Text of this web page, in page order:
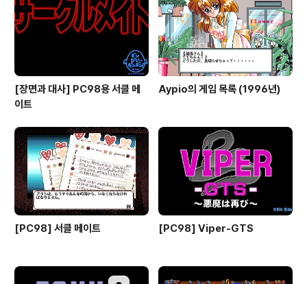
[장면과 대사] PC98용 서클 메
이트
Aypio의 게임 목록 (1996년)
[PC98] 서클 메이트 [PC98] Viper-GTS